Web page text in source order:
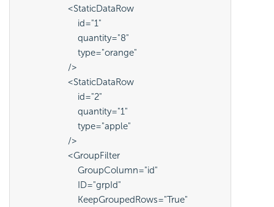
<StaticDataRow
id="1"
quantity="8"
type="orange"
/>
<StaticDataRow
id="2"
quantity="1"
type="apple"
/>
<GroupFilter
GroupColumn="id"
ID="grpId"
KeepGroupedRows="True"